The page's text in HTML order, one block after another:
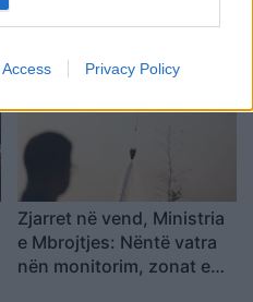
Privacy Policy
Zjarret në vend, Ministria
e Mbrojtjes: Nëntë vatra
nën monitorim, zonat e